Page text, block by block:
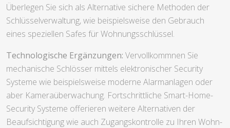
Überlegen Sie sich als Alternative sichere Methoden der
Schlüsselverwaltung, wie beispielsweise den Gebrauch
eines speziellen Safes für Wohnungsschlüssel.
Technologische Ergänzungen: Vervollkommnen Sie
mechanische Schlösser mittels elektronischer Security
Systeme wie beispielsweise moderne Alarmanlagen oder
aber Kameraüberwachung. Fortschrittliche Smart-Home-
Security Systeme offerieren weitere Alternativen der
Beaufsichtigung wie auch Zugangskontrolle zu Ihren Wohn-